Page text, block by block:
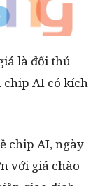
là đối thủ
chip AI có kích
chip AI, ngày
với giá chào